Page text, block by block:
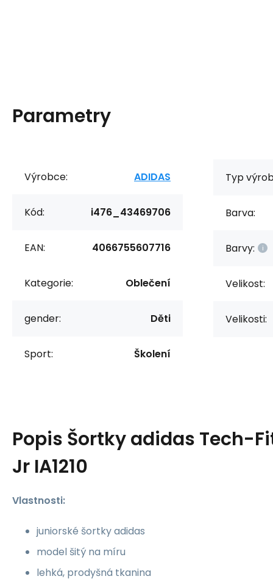
Parametry
Výrobce: ADIDAS
Kód: i476_43469706
EAN: 4066755607716
Kategorie: Oblečení
gender: Děti
Sport: Školení
Typ
Barva:
Barvy:
Velikost:
Velikosti:
Popis Šortky adidas Tech-
Jr IA1210
Vlastnosti:
juniorské šortky adidas
model šitý na míru
lehká, prodyšná tkanina